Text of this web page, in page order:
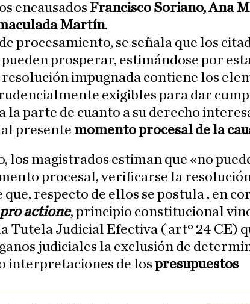
encausados Francisco Soriano, Ana
Martín.
procesamiento, se señala que los
pueden prosperar, estimándose por
resolución impugnada contiene los
exigibles para dar
la parte de cuanto a su derecho
presente momento procesal de la
los magistrados estiman que «no
procesal, verificarse la
que, respecto de ellos se postula , en
pro actione, principio constitucional
Tutela Judicial Efectiva ( artº 24 CE)
judiciales la exclusión de
interpretaciones de los presupuestos